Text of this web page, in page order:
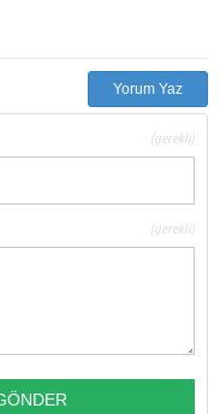
Yorum Yaz
(gerekli)
(gerekli)